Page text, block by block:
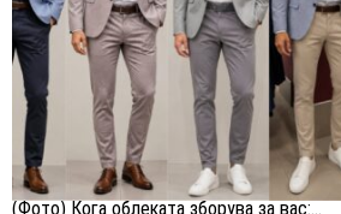
(Фото) Кога облеката зборува за вас:...